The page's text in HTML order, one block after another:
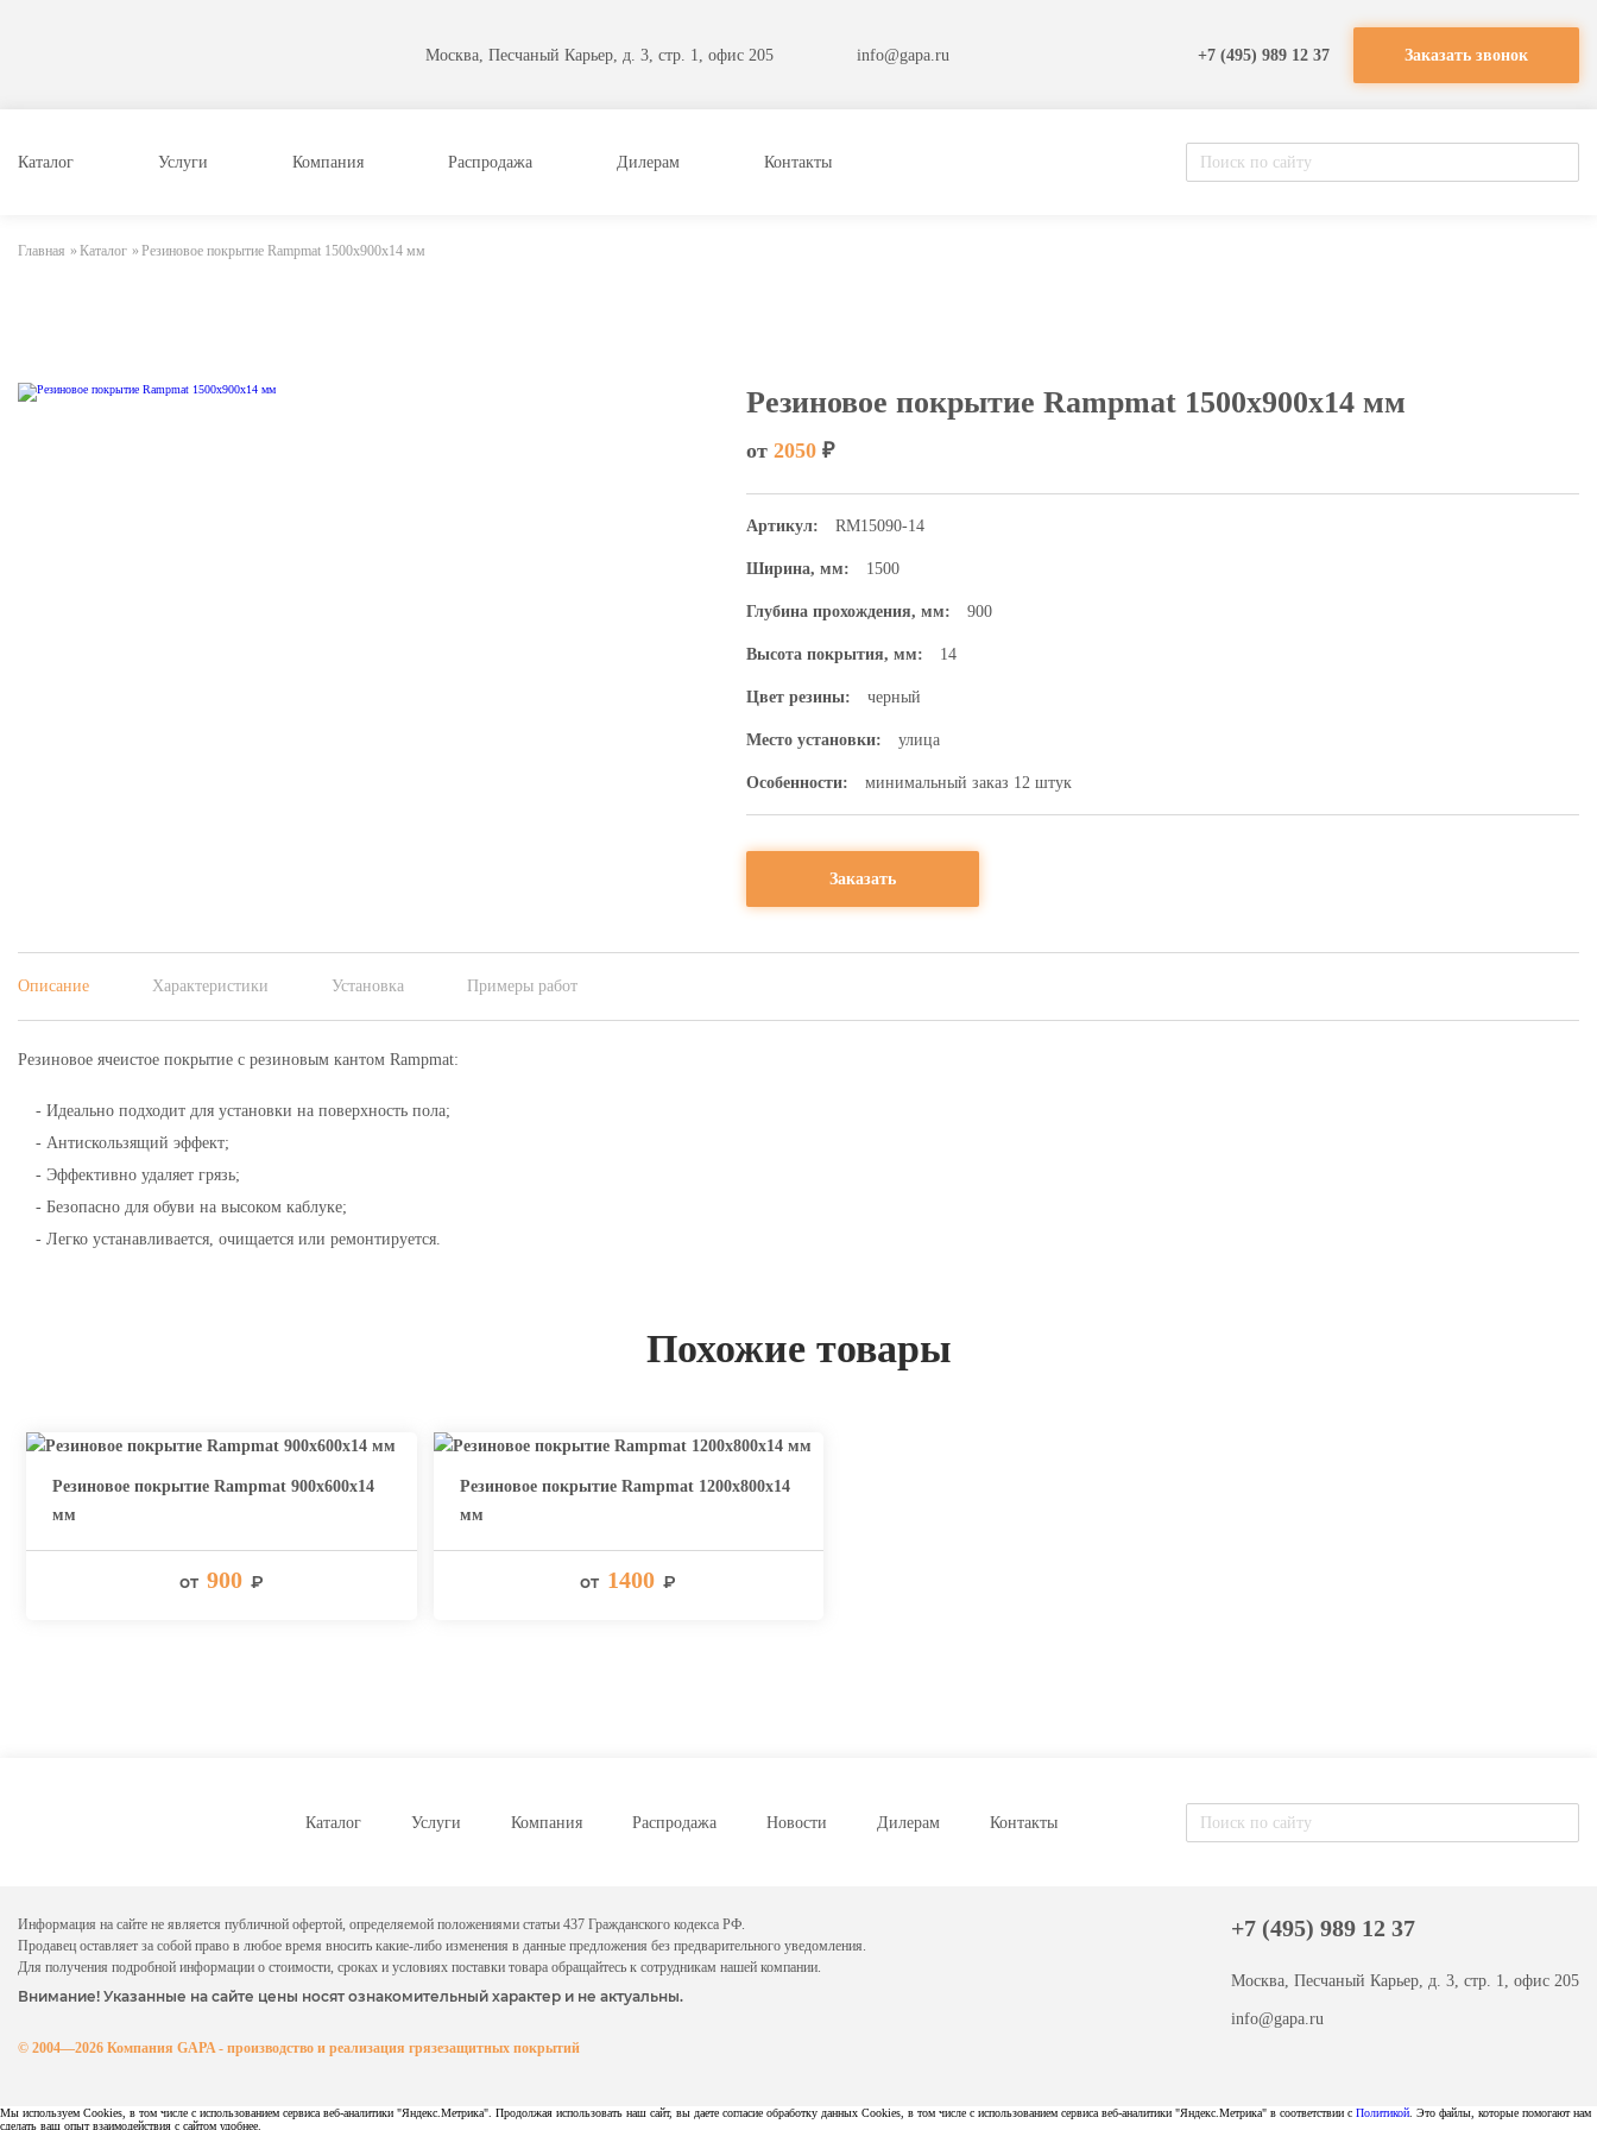
Москва, Песчаный Карьер, д. 3, стр. 1, офис 205 info@gapa.ru +7 (495) 989 12 37 Заказать звонок
Каталог Услуги Компания Распродажа Дилерам Контакты
Главная »Каталог »Резиновое покрытие Rampmat 1500х900х14 мм
Резиновое покрытие Rampmat 1500х900х14 мм
от 2050 ₽
Артикул: RM15090-14
Ширина, мм: 1500
Глубина прохождения, мм: 900
Высота покрытия, мм: 14
Цвет резины: черный
Место установки: улица
Особенности: минимальный заказ 12 штук
Заказать
Описание Характеристики Установка Примеры работ
Резиновое ячеистое покрытие c резиновым кантом Rampmat:
- Идеально подходит для установки на поверхность пола;
- Антискользящий эффект;
- Эффективно удаляет грязь;
- Безопасно для обуви на высоком каблуке;
- Легко устанавливается, очищается или ремонтируется.
Похожие товары
Резиновое покрытие Rampmat 900х600х14
мм
от 900 ₽
Резиновое покрытие Rampmat 1200х800х14
мм
от 1400 ₽
Каталог Услуги Компания Распродажа Новости Дилерам Контакты
Информация на сайте не является публичной офертой, определяемой положениями статьи 437 Гражданского кодекса РФ.
Продавец оставляет за собой право в любое время вносить какие-либо изменения в данные предложения без предварительного уведомления.
Для получения подробной информации о стоимости, сроках и условиях поставки товара обращайтесь к сотрудникам нашей компании.
Внимание! Указанные на сайте цены носят ознакомительный характер и не актуальны.
© 2004—2026 Компания GAPA - производство и реализация грязезащитных покрытий
+7 (495) 989 12 37
Москва, Песчаный Карьер, д. 3, стр. 1, офис 205
info@gapa.ru
Мы используем Cookies, в том числе с использованием сервиса веб-аналитики "Яндекс.Метрика". Продолжая использовать наш сайт, вы даете согласие обработку данных Cookies, в том числе с использованием сервиса веб-аналитики "Яндекс.Метрика" в соответствии с Политикой . Это файлы, которые помогают нам
сделать ваш опыт взаимодействия с сайтом удобнее.